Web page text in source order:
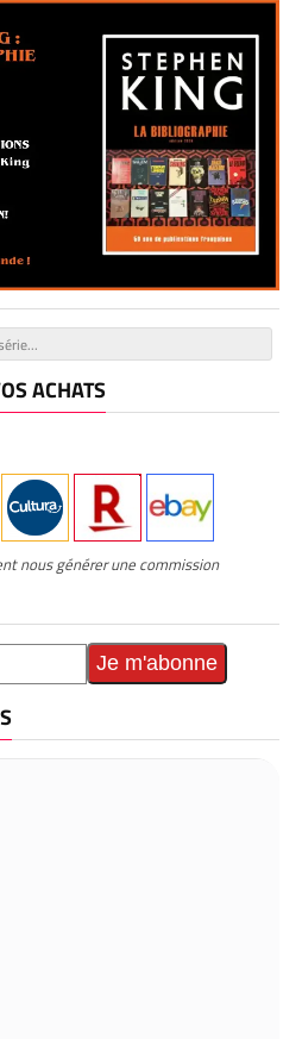
ACHATS
nous générer une commission